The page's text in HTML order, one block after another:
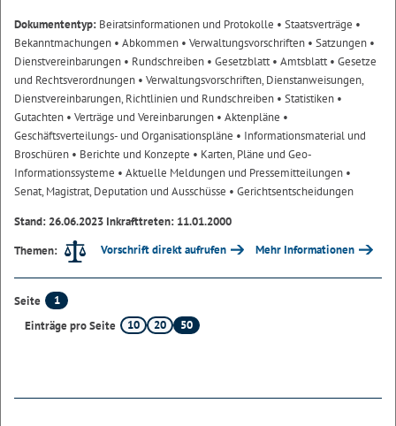
Dokumententyp: Beiratsinformationen und Protokolle • Staatsverträge •
Bekanntmachungen • Abkommen • Verwaltungsvorschriften • Satzungen •
Dienstvereinbarungen • Rundschreiben • Gesetzblatt• Amtsblatt• Gesetze
und Rechtsverordnungen • Verwaltungsvorschriften, Dienstanweisungen,
Dienstvereinbarungen, Richtlinien und Rundschreiben • Statistiken •
Gutachten • Verträge und Vereinbarungen • Aktenpläne •
Geschäftsverteilungs- und Organisationspläne • Informationsmaterial und
Broschüren • Berichte und Konzepte • Karten, Pläne und Geo-
Informationssysteme • Aktuelle Meldungen und Pressemitteilungen •
Senat, Magistrat, Deputation und Ausschüsse • Gerichtsentscheidungen
Stand: 26.06.2023 Inkrafttreten: 11.01.2000
Themen:
Vorschrift direkt aufrufen Mehr Informationen
Seite
1
Einträge pro Seite
10 20 50